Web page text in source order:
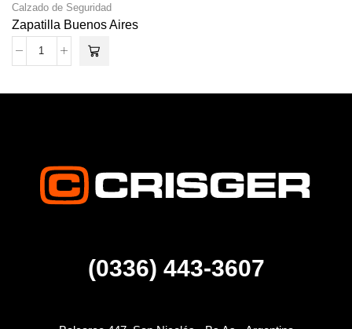
Calzado de Seguridad
Zapatilla Buenos Aires
(0336) 443-3607